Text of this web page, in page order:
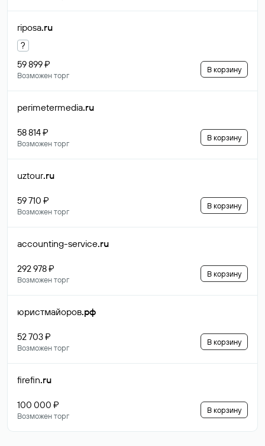
riposa.ru
?
59 899 ₽
Возможен торг
В корзину
perimetermedia.ru
58 814 ₽
Возможен торг
В корзину
uztour.ru
59 710 ₽
Возможен торг
В корзину
accounting-service.ru
292 978 ₽
Возможен торг
В корзину
юристмайоров.рф
52 703 ₽
Возможен торг
В корзину
firefin.ru
100 000 ₽
Возможен торг
В корзину